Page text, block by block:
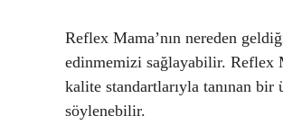
Reflex Mama’nın nereden
edinmemizi sağlayabilir. Reflex
kalite standartlarıyla tanınan bir
söylenebilir.